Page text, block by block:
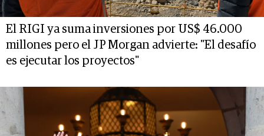
El RIGI ya suma inversiones por US$ 46.000
millones pero el JP Morgan advierte: "El desafío
es ejecutar los proyectos"